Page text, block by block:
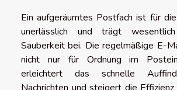
Ein aufgeräumtes Postfach ist für
unerlässlich und trägt
Sauberkeit bei. Die regelmäßige E-
nicht nur für Ordnung im
erleichtert das schnelle